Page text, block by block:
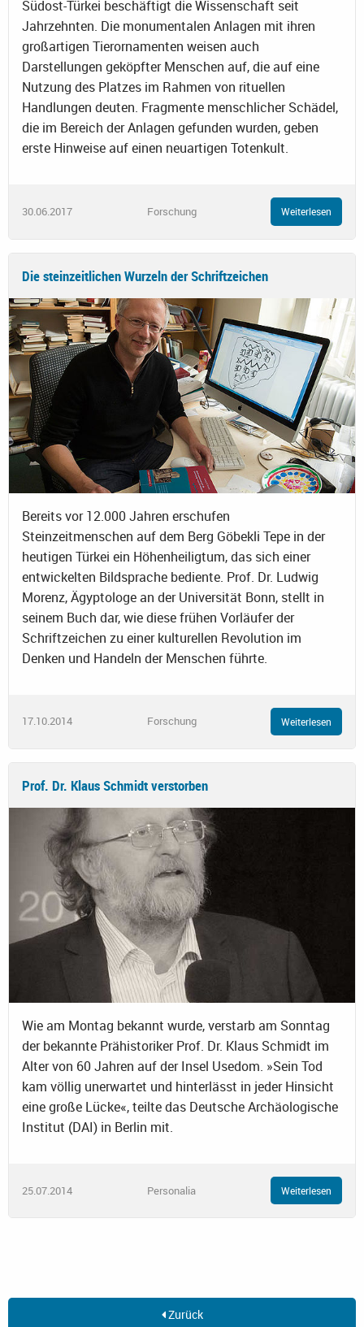
Südost-Türkei beschäftigt die Wissenschaft seit
Jahrzehnten. Die monumentalen Anlagen mit ihren
großartigen Tierornamenten weisen auch
Darstellungen geköpfter Menschen auf, die auf eine
Nutzung des Platzes im Rahmen von rituellen
Handlungen deuten. Fragmente menschlicher Schädel,
die im Bereich der Anlagen gefunden wurden, geben
erste Hinweise auf einen neuartigen Totenkult.
30.06.2017 Forschung Weiterlesen
Die steinzeitlichen Wurzeln der Schriftzeichen
Bereits vor 12.000 Jahren erschufen
Steinzeitmenschen auf dem Berg Göbekli Tepe in der
heutigen Türkei ein Höhenheiligtum, das sich einer
entwickelten Bildsprache bediente. Prof. Dr. Ludwig
Morenz, Ägyptologe an der Universität Bonn, stellt in
seinem Buch dar, wie diese frühen Vorläufer der
Schriftzeichen zu einer kulturellen Revolution im
Denken und Handeln der Menschen führte.
17.10.2014 Forschung Weiterlesen
Prof. Dr. Klaus Schmidt verstorben
Wie am Montag bekannt wurde, verstarb am Sonntag
der bekannte Prähistoriker Prof. Dr. Klaus Schmidt im
Alter von 60 Jahren auf der Insel Usedom. »Sein Tod
kam völlig unerwartet und hinterlässt in jeder Hinsicht
eine große Lücke«, teilte das Deutsche Archäologische
Institut (DAI) in Berlin mit.
25.07.2014 Personalia Weiterlesen
Zurück